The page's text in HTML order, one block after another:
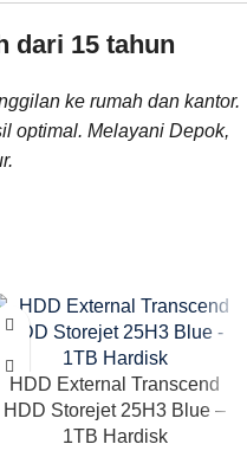
dari 15 tahun
ke rumah dan kantor.
optimal. Melayani Depok,
HDD External Transcend
HDD Storejet 25H3 Blue –
1TB Hardisk